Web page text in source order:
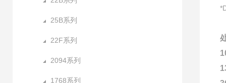
25B系列
22F系列
2094系列
1768系列